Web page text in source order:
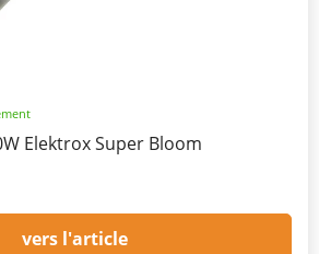
Elektrox Super Bloom
vers l'article